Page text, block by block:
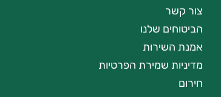
צור קשר
הביטוחים שלנו
אמנת השירות
מדיניות שמירת הפרטיות
חירום